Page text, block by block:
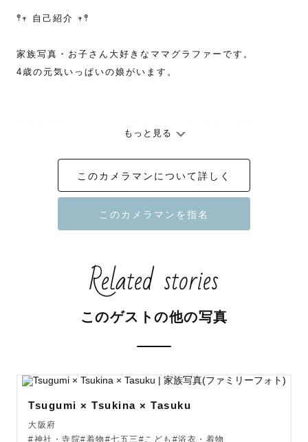
𖤣𖥧 自己紹介 𖥧𖤣
家族写真・お子さん大好きなママグラファーです。
4歳の元気いっぱいの娘がいます。
🎖ナチュラルニューボーン認定カメラマン
┈┈┈┈┈┈ ⚘⚘⚘ ⚘⚘⚘ ⚘⚘⚘┈┈┈┈┈┈
ご家族みな様にとって「未来へのプレゼント」になります
ゲストのみなさんの「大切な時間」を一緒に大切に残した
いと思っています🕊
もっと見る
このカメラマンについて詳しく
Related stories
このゲストの他の写真
Tsugumi × Tsukina × Tasuku
大阪府
#神社・寺院#着物#七五三#こども#浴衣・着物